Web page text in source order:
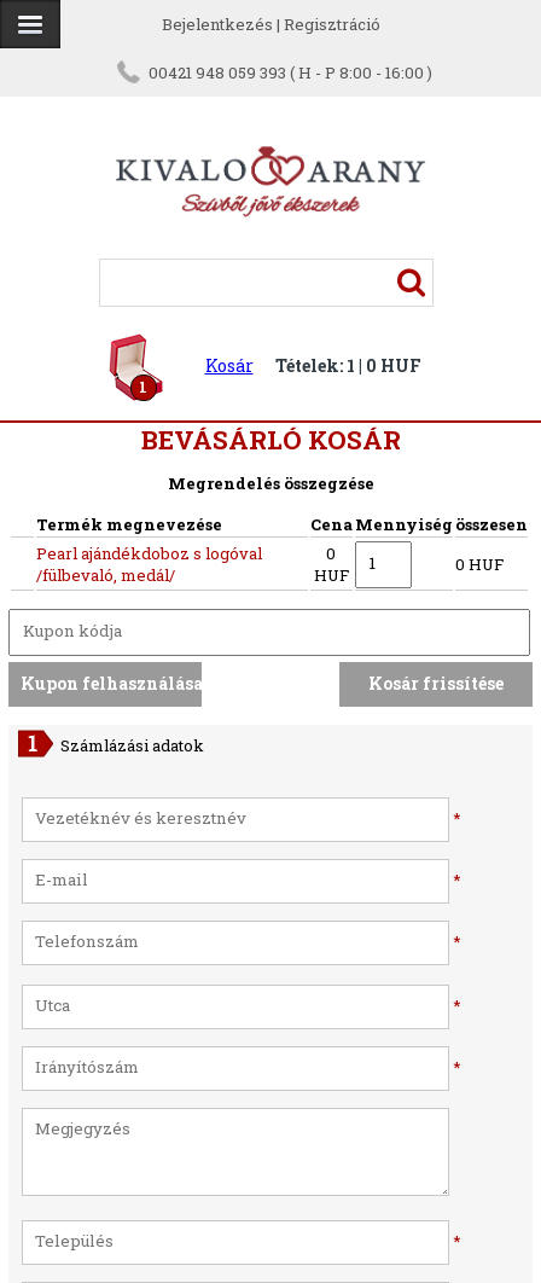
Bejelentkezés | Regisztráció
00421 948 059 393 ( H - P 8:00 - 16:00 )
1
Kosár Tételek: 1 | 0 HUF
BEVÁSÁRLÓ KOSÁR
Megrendelés összegzése
Termék megnevezése
CenaMennyiség összesen
Pearl ajándékdoboz s logóval
/fülbevaló, medál/
0
HUF
0 HUF
Számlázási adatok
*
*
*
*
*
*